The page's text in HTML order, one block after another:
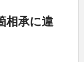
相承に違